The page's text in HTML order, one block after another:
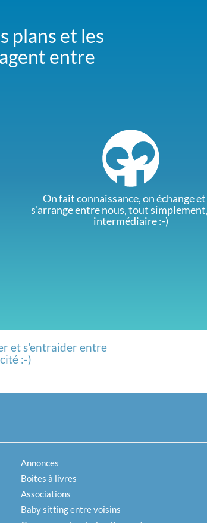
plans et les
entre
On fait connaissance, on échange
s'arrange entre nous, tout
intermédiaire :-)
et s'entraider entre
:-)
Annonces
Boites à livres
Associations
Baby sitting entre voisins